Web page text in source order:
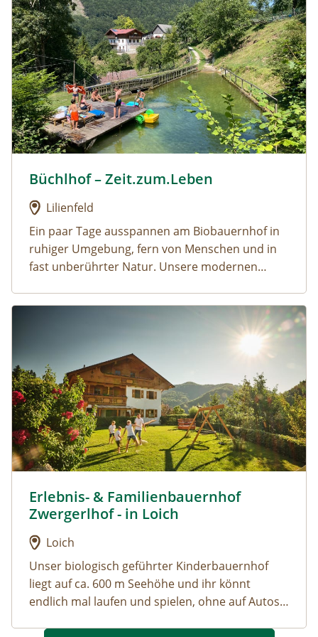
Urlaub am Bauernhof: Büchlhof – Zeit.zum.Leben
Büchlhof – Zeit.zum.Leben
Lilienfeld
Ein paar Tage ausspannen am Biobauernhof in
ruhiger Umgebung, fern von Menschen und in
fast unberührter Natur. Unsere modernen
eigenen Gästehaus direkt am Hof. Für unsere
kleinen Besucher haben wir einen Spielplatz vor
dem Haus sowie viele Tretfahrzeuge. Für noch
mehr Einsamkeit empfehlen wir unser ruhigen
Ecken am Hofgelände bzw. die unzählichen
Wander- und Spazierwege in unserem Tal.
Urlaub am Bauernhof: Erlebnis- & Familienbauernhof
Urlaub am Bauernhof: Erlebnis- & Familienbauernhof
Erlebnis- & Familienbauernhof
Zwergerlhof - in Loich
Loich
Unser biologisch geführter Kinderbauernhof
liegt auf ca. 600 m Seehöhe und ihr könnt
endlich mal laufen und spielen, ohne auf Autos